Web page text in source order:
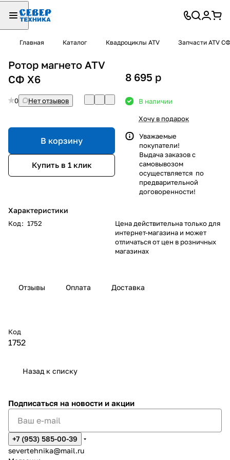
Главная Каталог Квадроциклы ATV Запчасти ATV СФ
Ротор магнето ATV
СФ X6
0 Нет отзывов
В корзину
Купить в 1 клик
Характеристики
Код: 1752
8 695 p
В наличии
Хочу в подарок
Уважаемые
покупатели!
Выдача заказов с
самовывозом
осуществляется по
предварительной
договоренности!
Цена действительна только для
интернет-магазина и может
отличаться от цен в розничных
магазинах
Отзывы Оплата Доставка
Код
1752
Назад к списку
Подписаться на новости и акции
+7 (953) 585-00-39
severtehnika@mail.ru